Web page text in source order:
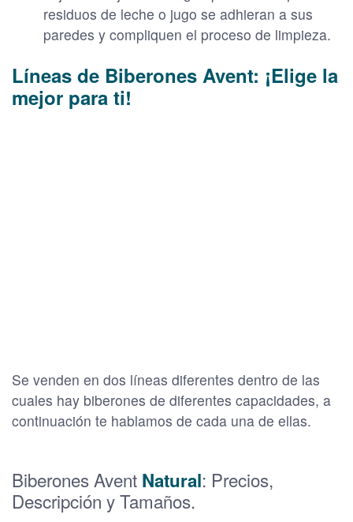
residuos de leche o jugo se adhieran a sus
paredes y compliquen el proceso de limpieza.
Líneas de Biberones Avent: ¡Elige la
mejor para ti!
Se venden en dos líneas diferentes dentro de las
cuales hay biberones de diferentes capacidades, a
continuación te hablamos de cada una de ellas.
Biberones Avent Natural: Precios,
Descripción y Tamaños.